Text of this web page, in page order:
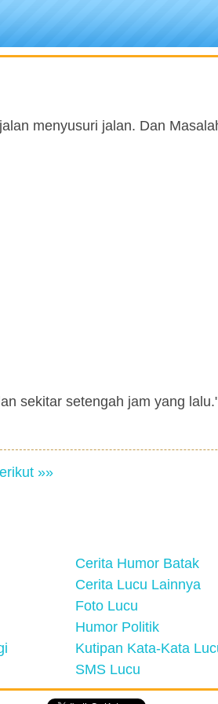
menyusuri jalan. Dan
sekitar setengah jam yang
»»
Cerita Humor Batak
Cerita Lucu Lainnya
Foto Lucu
Humor Politik
Kutipan Kata-Kata
SMS Lucu